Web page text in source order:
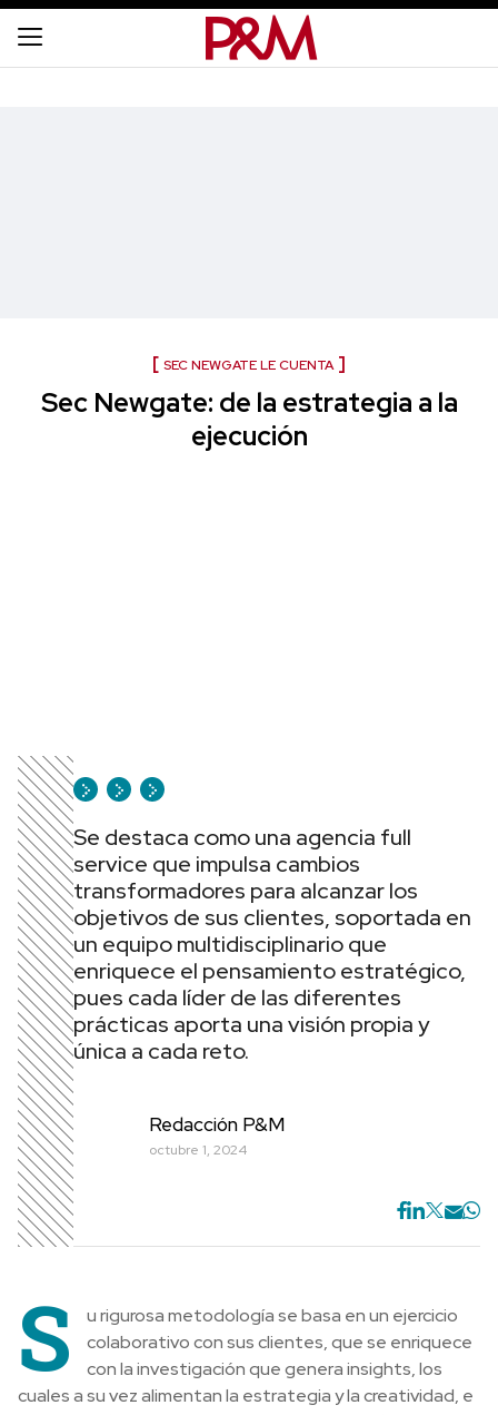
SEC NEWGATE LE CUENTA
Sec Newgate: de la estrategia a la
ejecución
Se destaca como una agencia full
service que impulsa cambios
transformadores para alcanzar los
objetivos de sus clientes, soportada en
un equipo multidisciplinario que
enriquece el pensamiento estratégico,
pues cada líder de las diferentes
prácticas aporta una visión propia y
única a cada reto.
Redacción P&M
octubre 1, 2024
S
u rigurosa metodología se basa en un ejercicio
colaborativo con sus clientes, que se enriquece
con la investigación que genera insights, los
cuales a su vez alimentan la estrategia y la creatividad, e